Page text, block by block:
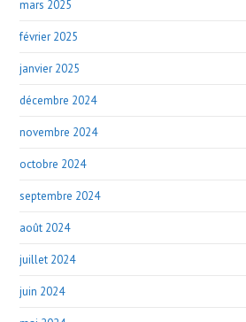
mars 2025
février 2025
janvier 2025
décembre 2024
novembre 2024
octobre 2024
septembre 2024
août 2024
juillet 2024
juin 2024